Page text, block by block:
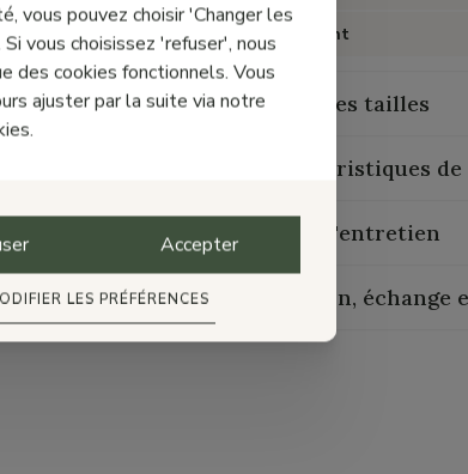
Chaussant
Guide des tailles
Caractéristiques
Guide d'entretien
Livraison, échange
vous pouvez choisir 'Changer les
vous choisissez 'refuser', nous
des cookies fonctionnels. Vous
ajuster par la suite via notre
Accepter
LES PRÉFÉRENCES